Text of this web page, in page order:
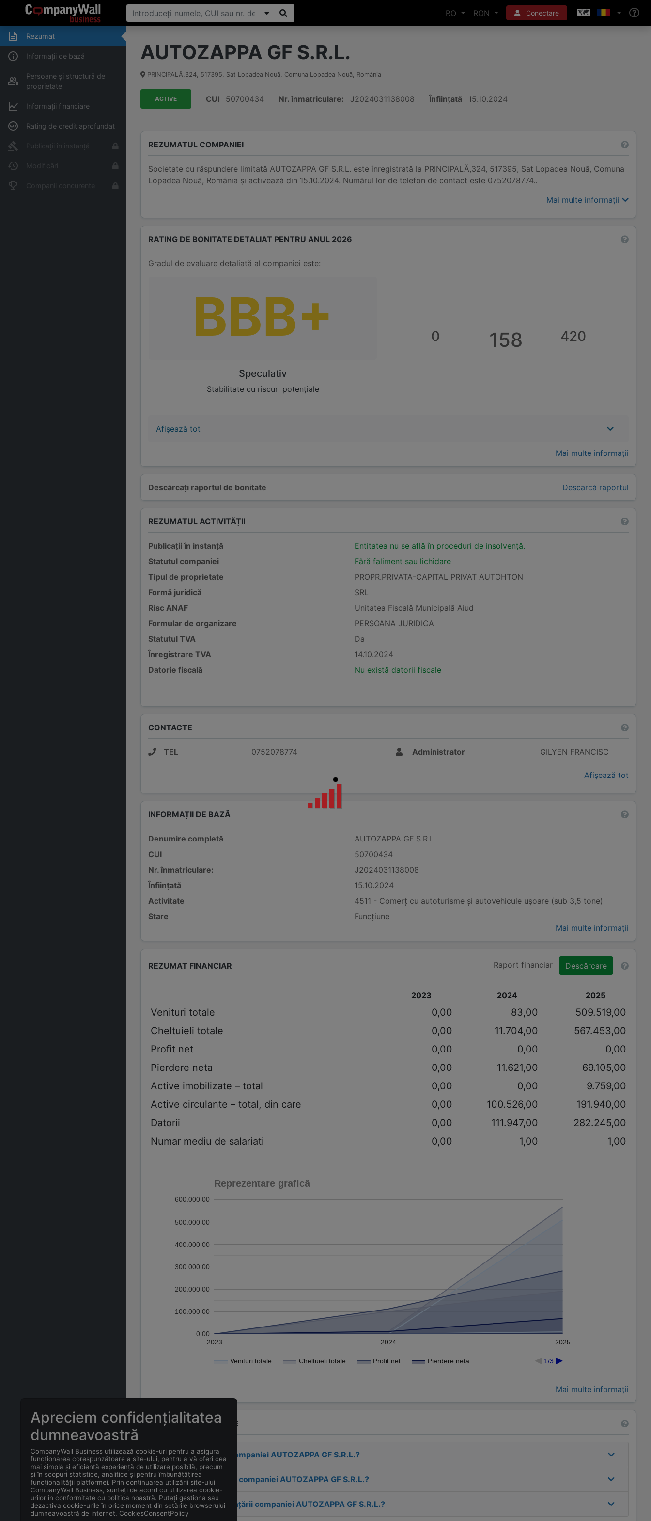
RO RON Conectare
Rezumat
Informații de bază
Persoane și structură de
proprietate
Informații financiare
Rating de credit aprofundat
Publicații în instanță
Modificări
Companii concurente
AUTOZAPPA GF S.R.L.
PRINCIPALĂ,324, 517395, Sat Lopadea Nouă, Comuna Lopadea Nouă, România
ACTIVE CUI 50700434 Nr. înmatriculare: J2024031138008 Înființată 15.10.2024
REZUMATUL COMPANIEI
Societate cu răspundere limitată AUTOZAPPA GF S.R.L. este înregistrată la PRINCIPALĂ,324, 517395, Sat Lopadea Nouă, Comuna
Lopadea Nouă, România și activează din 15.10.2024. Numărul lor de telefon de contact este 0752078774..
Mai multe informații
Descărcați raportul de bonitate Descarcă raportul
RATING DE BONITATE DETALIAT PENTRU ANUL 2026
Gradul de evaluare detaliată al companiei este:
BBB+
Speculativ
Stabilitate cu riscuri potențiale
0 158 420
Afișează tot
Mai multe informații
REZUMATUL ACTIVITĂȚII
Publicații în instanță
Entitatea nu se află în proceduri de insolvență.
Statutul companiei
Fără faliment sau lichidare
Tipul de proprietate
PROPR.PRIVATA-CAPITAL PRIVAT AUTOHTON
Formă juridică
SRL
Risc ANAF
Unitatea Fiscală Municipală Aiud
Formular de organizare
PERSOANA JURIDICA
Statutul TVA
Da
Înregistrare TVA
14.10.2024
Datorie fiscală
Nu există datorii fiscale
CONTACTE
TEL 0752078774 Administrator GILYEN FRANCISC
Afișează tot
INFORMAȚII DE BAZĂ
Denumire completă
AUTOZAPPA GF S.R.L.
CUI
50700434
Nr. înmatriculare:
J2024031138008
Înființată
15.10.2024
Activitate
4511 - Comerț cu autoturisme și autovehicule ușoare (sub 3,5 tone)
Stare
Funcțiune
Mai multe informații
REZUMAT FINANCIAR Raport financiar Descărcare
2023 2024 2025
Venituri totale 0,00 83,00
509.519,00
Cheltuieli totale
0,00 11.704,00
567.453,00
Profit net
0,00 0,00
0,00
Pierdere neta
0,00 11.621,00
69.105,00
Active imobilizate – total
0,00 0,00
9.759,00
Active circulante – total, din care
0,00 100.526,00
191.940,00
Datorii
0,00 111.947,00
282.245,00
Numar mediu de salariati
0,00 1,00 1,00
Reprezentare grafică
Venituri totale Cheltuieli totale Profit net Pierdere neta 1/3
2023 2024 2025
0,00
100.000,00
200.000,00
300.000,00
400.000,00
500.000,00
600.000,00
Mai multe informații
ÎNTREBĂRI FRECVENTE
Care este adresa companiei AUTOZAPPA GF S.R.L.?
Care este contactul companiei AUTOZAPPA GF S.R.L.?
Care este data înființării companiei AUTOZAPPA GF S.R.L.?
Apreciem confidențialitatea
dumneavoastră
CompanyWall Business utilizează cookie-uri pentru a asigura
funcționarea corespunzătoare a site-ului, pentru a vă oferi cea
mai simplă și eficientă experiență de utilizare posibilă, precum
și în scopuri statistice, analitice și pentru îmbunătățirea
funcționalității platformei. Prin continuarea utilizării site-ului
CompanyWall Business, sunteți de acord cu utilizarea cookie-
urilor în conformitate cu politica noastră. Puteți gestiona sau
dezactiva cookie-urile în orice moment din setările browserului
dumneavoastră de internet. CookiesConsentPolicy